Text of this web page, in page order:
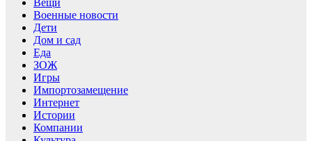
Военные новости
Дети
Дом и сад
Еда
ЗОЖ
Игры
Импортозамещение
Интернет
Истории
Компании